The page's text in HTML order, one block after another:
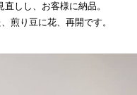
しし、お客様に納品。
煎り豆に花、再開です。